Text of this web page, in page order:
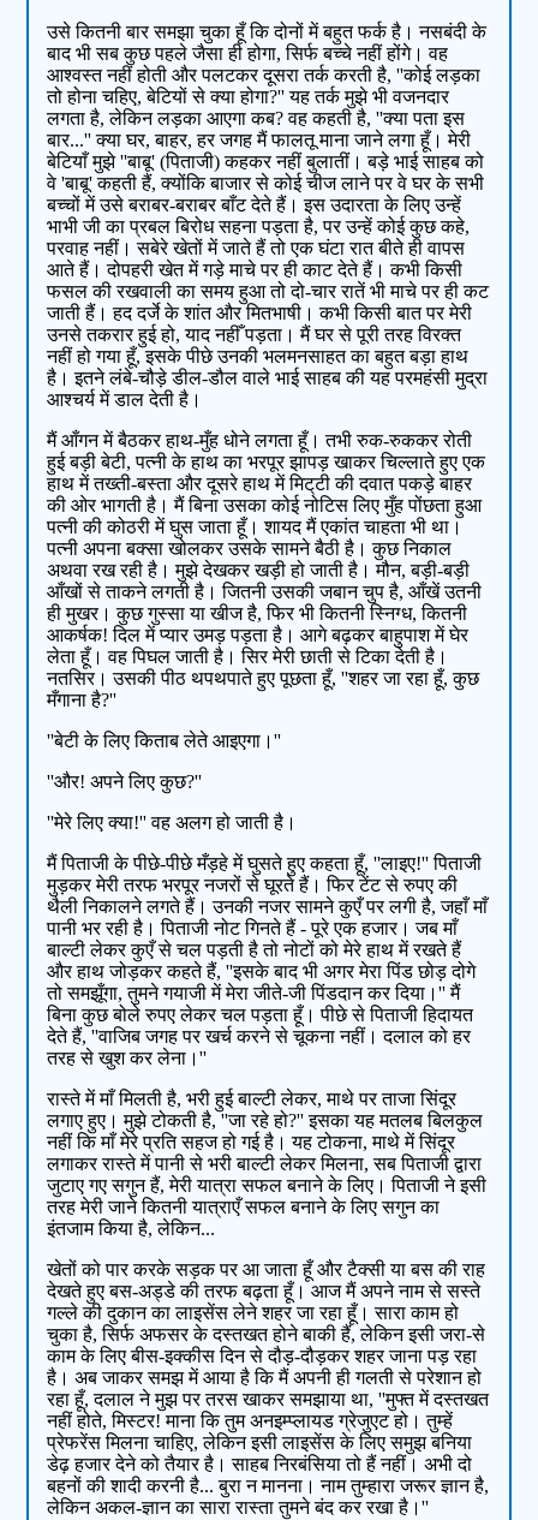
उसे कितनी बार समझा चुका हूँ कि दोनों में बहुत फर्क है। नसबंदी के
बाद भी सब कुछ पहले जैसा ही होगा, सिर्फ बच्चे नहीं होंगे। वह
आश्वस्त नहीं होती और पलटकर दूसरा तर्क करती है, ''कोई लड़का
तो होना चहिए, बेटियों से क्या होगा?'' यह तर्क मुझे भी वजनदार
लगता है, लेकिन लड़का आएगा कब? वह कहती है, ''क्या पता इस
बार...'' क्या घर, बाहर, हर जगह मैं फालतू माना जाने लगा हूँ। मेरी
बेटियाँ मुझे ''बाबू' (पिताजी) कहकर नहीं बुलातीं। बड़े भाई साहब को
वे 'बाबू' कहती हैं, क्योंकि बाजार से कोई चीज लाने पर वे घर के सभी
बच्चों में उसे बराबर-बराबर बाँट देते हैं। इस उदारता के लिए उन्हें
भाभी जी का प्रबल बिरोध सहना पड़ता है, पर उन्हें कोई कुछ कहे,
परवाह नहीं। सबेरे खेतों में जाते हैं तो एक घंटा रात बीते ही वापस
आते हैं। दोपहरी खेत में गड़े माचे पर ही काट देते हैं। कभी किसी
फसल की रखवाली का समय हुआ तो दो-चार रातें भी माचे पर ही कट
जाती हैं। हद दर्जे के शांत और मितभाषी। कभी किसी बात पर मेरी
उनसे तकरार हुई हो, याद नहीँ पड़ता। मैं घर से पूरी तरह विरक्त
नहीं हो गया हूँ, इसके पीछे उनकी भलमनसाहत का बहुत बड़ा हाथ
है। इतने लंबे-चौड़े डील-डौल वाले भाई साहब की यह परमहंसी मुद्रा
आश्चर्य में डाल देती है।
मैं आँगन में बैठकर हाथ-मुँह धोने लगता हूँ। तभी रुक-रुककर रोती
हुई बड़ी बेटी, पत्नी के हाथ का भरपूर झापड़ खाकर चिल्लाते हुए एक
हाथ में तख्ती-बस्ता और दूसरे हाथ में मिट्‌टी की दवात पकड़े बाहर
की ओर भागती है। मैं बिना उसका कोई नोटिस लिए मुँह पोंछता हुआ
पत्नी की कोठरी में घुस जाता हूँ। शायद मैं एकांत चाहता भी था।
पत्नी अपना बक्सा खोलकर उसके सामने बैठी है। कुछ निकाल
अथवा रख रही है। मुझे देखकर खड़ी हो जाती है। मौन, बड़ी-बड़ी
आँखों से ताकने लगती है। जितनी उसकी जबान चुप है, आँखें उतनी
ही मुखर। कुछ गुस्सा या खीज है, फिर भी कितनी स्निग्ध, कितनी
आकर्षक! दिल में प्यार उमड़ पड़ता है। आगे बढ़कर बाहुपाश में घेर
लेता हूँ। वह पिघल जाती है। सिर मेरी छाती से टिका देती है।
नतसिर। उसकी पीठ थपथपाते हुए पूछता हूँ, ''शहर जा रहा हूँ, कुछ
मँगाना है?''
''बेटी के लिए किताब लेते आइएगा।''
''और! अपने लिए कुछ?''
''मेरे लिए क्या!'' वह अलग हो जाती है।
मैं पिताजी के पीछे-पीछे मँड़हे में घुसते हुए कहता हूँ, ''लाइए!'' पिताजी
मुड़कर मेरी तरफ भरपूर नजरों से घूरते हैं। फिर टेंट से रुपए की
थैली निकालने लगते हैं। उनकी नजर सामने कुएँ पर लगी है, जहाँ माँ
पानी भर रही है। पिताजी नोट गिनते हैं - पूरे एक हजार। जब माँ
बाल्टी लेकर कुएँ से चल पड़ती है तो नोटों को मेरे हाथ में रखते हैं
और हाथ जोड़कर कहते हैं, ''इसके बाद भी अगर मेरा पिंड छोड़ दोगे
तो समझूँगा, तुमने गयाजी में मेरा जीते-जी पिंडदान कर दिया।'' मैं
बिना कुछ बोले रुपए लेकर चल पड़ता हूँ। पीछे से पिताजी हिदायत
देते हैं, ''वाजिब जगह पर खर्च करने से चूकना नहीं। दलाल को हर
तरह से खुश कर लेना।''
रास्ते में माँ मिलती है, भरी हुई बाल्टी लेकर, माथे पर ताजा सिंदूर
लगाए हुए। मुझे टोकती है, ''जा रहे हो?'' इसका यह मतलब बिलकुल
नहीं कि माँ मेरे प्रति सहज हो गई है। यह टोकना, माथे में सिंदूर
लगाकर रास्ते में पानी से भरी बाल्टी लेकर मिलना, सब पिताजी द्वारा
जुटाए गए सगुन हैं, मेरी यात्रा सफल बनाने के लिए। पिताजी ने इसी
तरह मेरी जाने कितनी यात्राएँ सफल बनाने के लिए सगुन का
इंतजाम किया है, लेकिन...
खेतों को पार करके सड़क पर आ जाता हूँ और टैक्सी या बस की राह
देखते हुए बस-अड्डे की तरफ बढ़ता हूँ। आज मैं अपने नाम से सस्ते
गल्ले की दुकान का लाइसेंस लेने शहर जा रहा हूँ। सारा काम हो
चुका है, सिर्फ अफसर के दस्तखत होने बाकी हैं, लेकिन इसी जरा-से
काम के लिए बीस-इक्कीस दिन से दौड़-दौड़कर शहर जाना पड़ रहा
है। अब जाकर समझ में आया है कि मैं अपनी ही गलती से परेशान हो
रहा हूँ, दलाल ने मुझ पर तरस खाकर समझाया था, ''मुफ्त में दस्तखत
नहीं होते, मिस्टर! माना कि तुम अनइम्प्लायड ग्रेजुएट हो। तुम्हें
प्रेफरेंस मिलना चाहिए, लेकिन इसी लाइसेंस के लिए समुझ बनिया
डेढ़ हजार देने को तैयार है। साहब निरबंसिया तो हैं नहीं। अभी दो
बहनों की शादी करनी है... बुरा न मानना। नाम तुम्हारा जरूर ज्ञान है,
लेकिन अकल-ज्ञान का सारा रास्ता तुमने बंद कर रखा है।''